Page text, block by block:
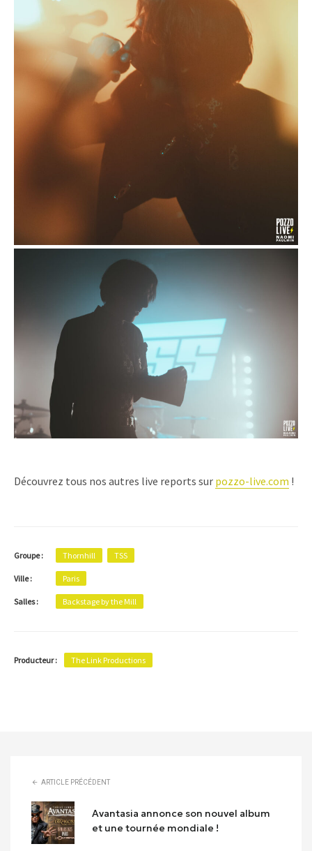
Découvrez tous nos autres live reports sur pozzo-live.com !
Groupe : Thornhill TSS
Ville : Paris
Salles : Backstage by the Mill
Producteur : The Link Productions
ARTICLE PRÉCÉDENT
Avantasia annonce son nouvel album
et une tournée mondiale !